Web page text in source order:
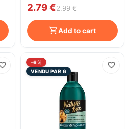
2.79 €2.99 €
Add to cart
-6%
VENDU PAR 6